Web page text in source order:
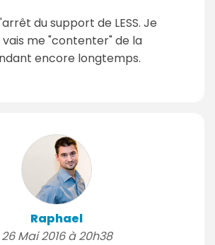
du support de LESS. Je
vais me "contenter" de la
encore longtemps.
Raphael
26 Mai 2016 à 20h38